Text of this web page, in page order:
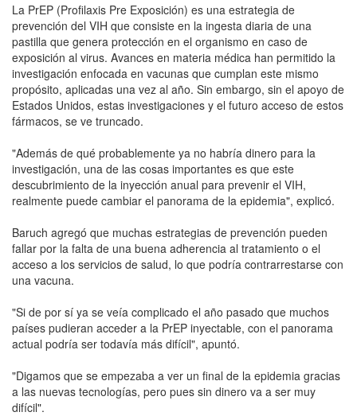
La PrEP (Profilaxis Pre Exposición) es una estrategia de
prevención del VIH que consiste en la ingesta diaria de una
pastilla que genera protección en el organismo en caso de
exposición al virus. Avances en materia médica han permitido la
investigación enfocada en vacunas que cumplan este mismo
propósito, aplicadas una vez al año. Sin embargo, sin el apoyo de
Estados Unidos, estas investigaciones y el futuro acceso de estos
fármacos, se ve truncado.
"Además de qué probablemente ya no habría dinero para la
investigación, una de las cosas importantes es que este
descubrimiento de la inyección anual para prevenir el VIH,
realmente puede cambiar el panorama de la epidemia", explicó.
Baruch agregó que muchas estrategias de prevención pueden
fallar por la falta de una buena adherencia al tratamiento o el
acceso a los servicios de salud, lo que podría contrarrestarse con
una vacuna.
"Si de por sí ya se veía complicado el año pasado que muchos
países pudieran acceder a la PrEP inyectable, con el panorama
actual podría ser todavía más difícil", apuntó.
"Digamos que se empezaba a ver un final de la epidemia gracias
a las nuevas tecnologías, pero pues sin dinero va a ser muy
difícil".